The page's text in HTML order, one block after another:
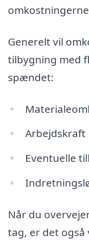
Generelt vil
tilbygning med
spændet:
Arbejdskraft
Eventuelle
Når du
tag, er det